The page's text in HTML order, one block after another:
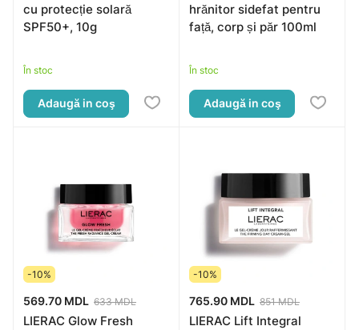
cu protecție solară
SPF50+, 10g
În stoc
Adaugă in coş
hrănitor sidefat pentru
față, corp și păr 100ml
În stoc
Adaugă in coş
-10%
569.70 MDL 633 MDL
LIERAC Glow Fresh
-10%
765.90 MDL 851 MDL
LIERAC Lift Integral